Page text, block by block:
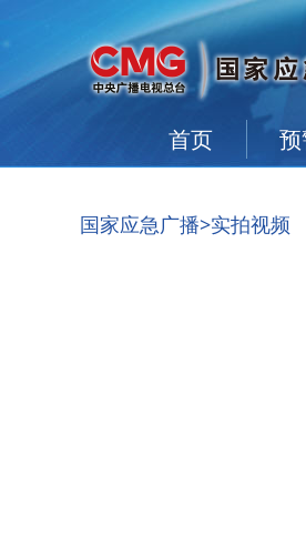
首页
国家应急广播>实拍视频